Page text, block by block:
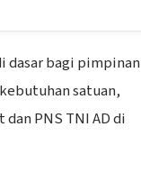
dasar bagi pimpinan
satuan,
PNS TNI AD di